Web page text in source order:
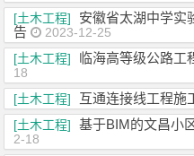
[土木工程]
安徽省太湖中学实
告
2023-12-25
[土木工程]
临海高等级公路工
18
[土木工程]
互通连接线工程施
[土木工程]
基于BIM的文昌小
2-18